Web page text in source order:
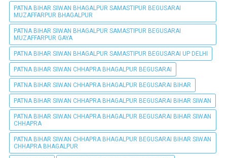
PATNA BIHAR SIWAN BHAGALPUR SAMASTIPUR BEGUSARAI
MUZAFFARPUR BHAGALPUR
PATNA BIHAR SIWAN BHAGALPUR SAMASTIPUR BEGUSARAI
MUZAFFARPUR GAYA
PATNA BIHAR SIWAN BHAGALPUR SAMASTIPUR BEGUSARAI UP DELHI
PATNA BIHAR SIWAN CHHAPRA BHAGALPUR BEGUSARAI
PATNA BIHAR SIWAN CHHAPRA BHAGALPUR BEGUSARAI BIHAR
PATNA BIHAR SIWAN CHHAPRA BHAGALPUR BEGUSARAI BIHAR SIWAN
PATNA BIHAR SIWAN CHHAPRA BHAGALPUR BEGUSARAI BIHAR SIWAN
CHHAPRA
PATNA BIHAR SIWAN CHHAPRA BHAGALPUR BEGUSARAI BIHAR SIWAN
CHHAPRA BHAGALPUR